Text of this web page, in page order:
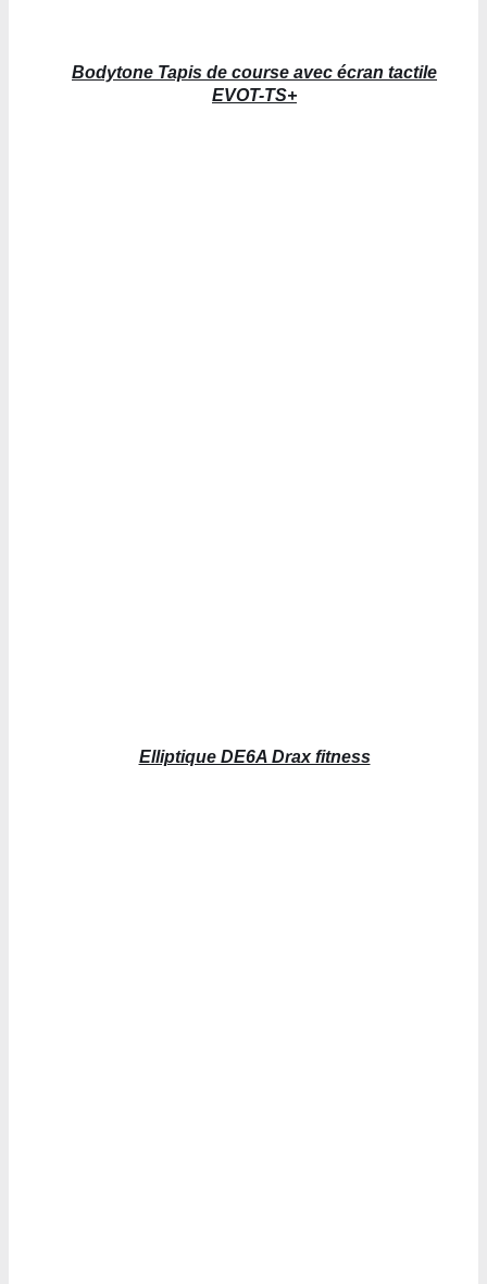
Bodytone Tapis de course avec écran tactile
EVOT-TS+
Elliptique DE6A Drax fitness